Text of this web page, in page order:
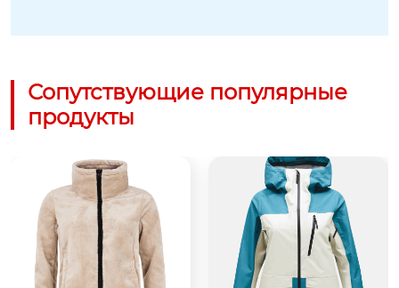
Сопутствующие популярные
продукты